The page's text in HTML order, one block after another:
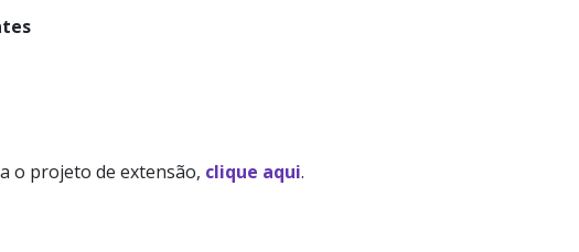
o projeto de extensão, clique aqui.